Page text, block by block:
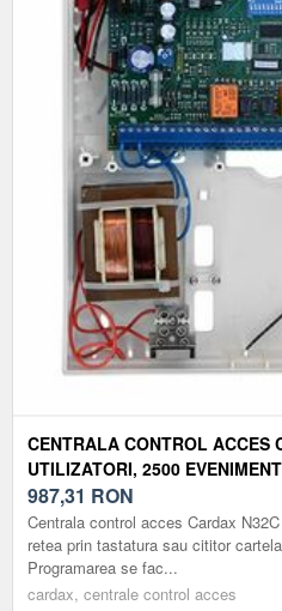
CENTRALA CONTROL ACCES
UTILIZATORI, 2500
987,31 RON
Centrala control acces Cardax
retea prin tastatura sau cititor
Programarea se fac...
cardax, centrale control acces